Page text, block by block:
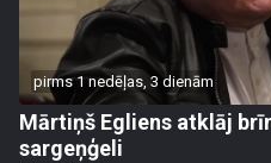
pirms 1 nedēļas, 3 dienām
Mārtiņš Egliens atklāj
sargeņģeli